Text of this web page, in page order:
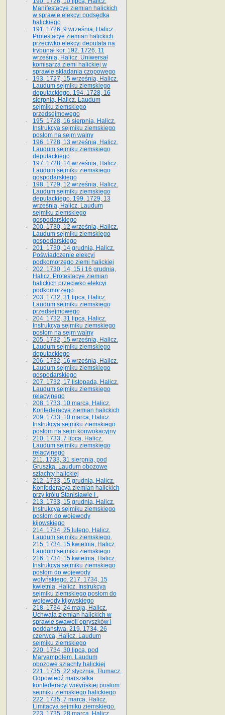
Manifestacye ziemian halickich
w sprawie elekcyi podsędka
halickiego
191. 1726, 9 września, Halicz.
Protestacye ziemian halickich
przeciwko elekcyi deputata na
trybunał kor. 192. 1726, 11
września, Halicz. Uniwersał
komisarza ziemi halickiej w
sprawie składania czopowego
193. 1727, 15 września, Halicz.
Laudum sejmiku ziemskiego
deputackiego. 194. 1728, 16
sierpnia, Halicz. Laudum
sejmiku ziemskiego
przedsejmowego
195. 1728, 16 sierpnia, Halicz.
Instrukcya sejmiku ziemskiego
posłom na sejm walny
196. 1728, 13 września, Halicz.
Laudum sejmiku ziemskiego
deputackiego
197. 1728, 14 września, Halicz.
Laudum sejmiku ziemskiego
gospodarskiego
198. 1729, 12 września, Halicz.
Laudum sejmiku ziemskiego
deputackiego. 199. 1729, 13
września, Halicz. Laudum
sejmiku ziemskiego
gospodarskiego
200. 1730, 12 września, Halicz.
Laudum sejmiku ziemskiego
gospodarskiego
201. 1730, 14 grudnia, Halicz.
Poświadczenie elekcyi
podkomorzego ziemi halickiej
202. 1730, 14, 15 i 16 grudnia,
Halicz. Protestacye ziemian
halickich przeciwko elekcyi
podkomorzego
203. 1732, 31 lipca, Halicz.
Laudum sejmiku ziemskiego
przedsejmowego
204. 1732, 31 lipca, Halicz.
Instrukcya sejmiku ziemskiego
posłom na sejm walny
205. 1732, 15 września, Halicz.
Laudum sejmiku ziemskiego
deputackiego
206. 1732, 16 września, Halicz.
Laudum sejmiku ziemskiego
gospodarskiego
207. 1732, 17 listopada, Halicz.
Laudum sejmiku ziemskiego
relacyjnego
208. 1733, 10 marca, Halicz.
Konfederacya ziemian halickich­
209. 1733, 10 marca, Halicz.
Instrukcya sejmiku ziemskiego
posłom na sejm konwokacyjny
210. 1733, 7 lipca, Halicz.
Laudum sejmiku ziemskiego
relacyjnego
211. 1733, 31 sierpnia, pod
Gruszką. Laudum obozowe
szlachty halickiej
212. 1733, 15 grudnia, Halicz.
Konfederacya ziemian halickich
przy królu Stanisławie I .
213. 1733, 15 grudnia, Halicz.
Instrukcya sejmiku ziemskiego
posłom do wojewody
kijowskiego
214. 1734, 25 lutego, Halicz.
Laudum sejmiku ziemskiego.
215. 1734, 15 kwietnia, Halicz.
Laudum sejmiku ziemskiego
216. 1734, 15 kwietnia, Halicz.
Instrukcya sejmiku ziemskiego
posłom do wojewody
wołyńskiego. 217. 1734, 15
kwietnia, Halicz. Instrukcya
sejmiku ziemskiego posłom do
wojewody kijowskiego
218. 1734, 24 maja, Halicz.
Uchwała ziemian halickich w
sprawie swawoli opryszków i
poddaństwa. 219. 1734, 26
czerwca, Halicz. Laudum
sejmiku ziemskiego
220. 1734, 30 lipca, pod
Maryampolem. Laudum
obozowe szlachty halickiej
221. 1735, 22 stycznia, Tłumacz.
Odpowiedź marszałka
konfederacyi wołyńskiej posłom
sejmiku ziemskiego halickiego
222. 1735, 7 marca, Halicz.
Limitacya sejmiku ziemskiego.
223. 1735, 28 marca, Halicz.